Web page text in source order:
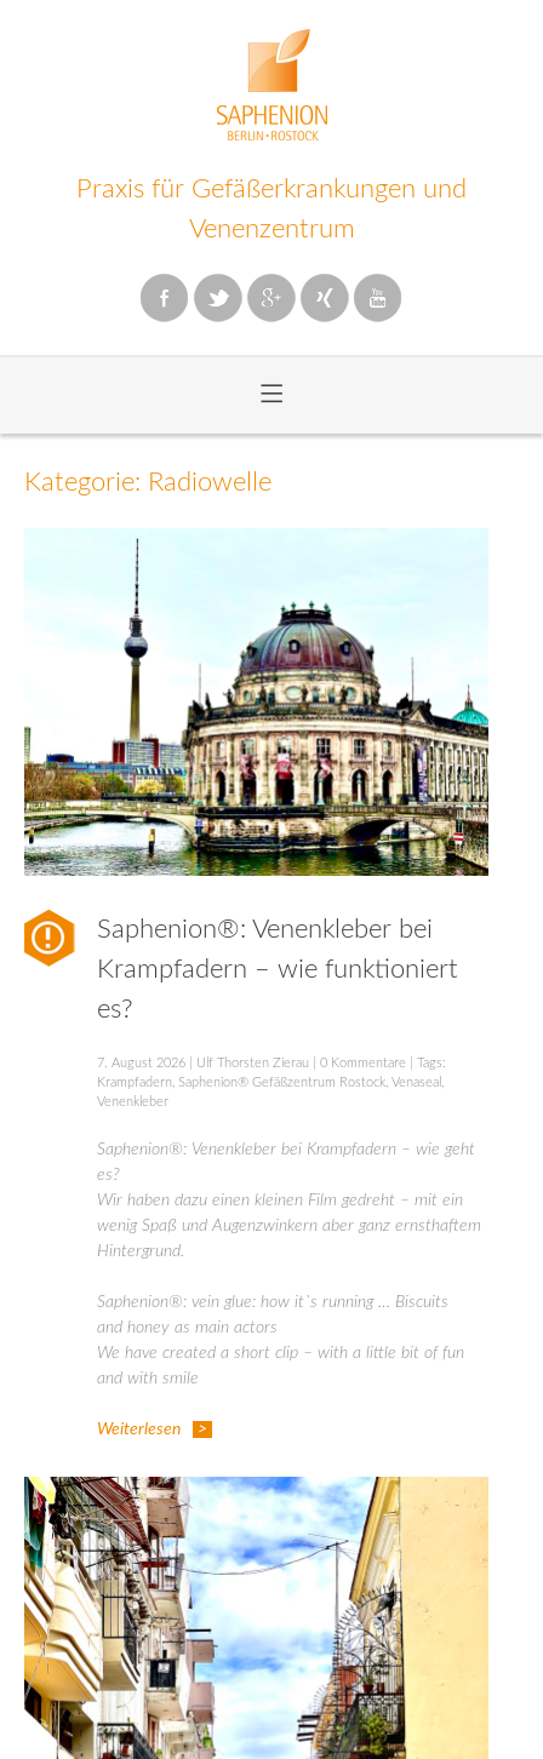
Praxis für Gefäßerkrankungen und
Venenzentrum
≡
Inhalt
Kategorie: Radiowelle
Saphenion®: Venenkleber bei
Krampfadern – wie funktioniert
es?
7. August 2026 Ulf Thorsten Zierau 0 Kommentare | Tags:
Krampfadern, Saphenion® Gefäßzentrum Rostock, Venaseal ,
Venenkleber
Saphenion®: Venenkleber bei Krampfadern – wie geht
es?
Wir haben dazu einen kleinen Film gedreht – mit ein
wenig Spaß und Augenzwinkern aber ganz ernsthaftem
Hintergrund.
Saphenion®: vein glue: how it`s running … Biscuits
and honey as main actors
We have created a short clip – with a little bit of fun
and with smile
Weiterlesen